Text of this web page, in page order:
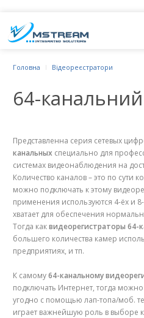
Головна Відеореєстратори
64-
Представленна серия сетевых
канальных специально для
системах видеонаблюдения на
Количество каналов – это по сути
можно подключать к этому
применения используются 4-ёх и
хватает для обеспечения
Тогда каквидеорегистраторы 64-
большего количества камер
предприятиях, и тп.
К самому64-канальному
подключать Интернет, тогда
угодно с помощью лап-топа/моб.
играет важнейшую роль в выборе